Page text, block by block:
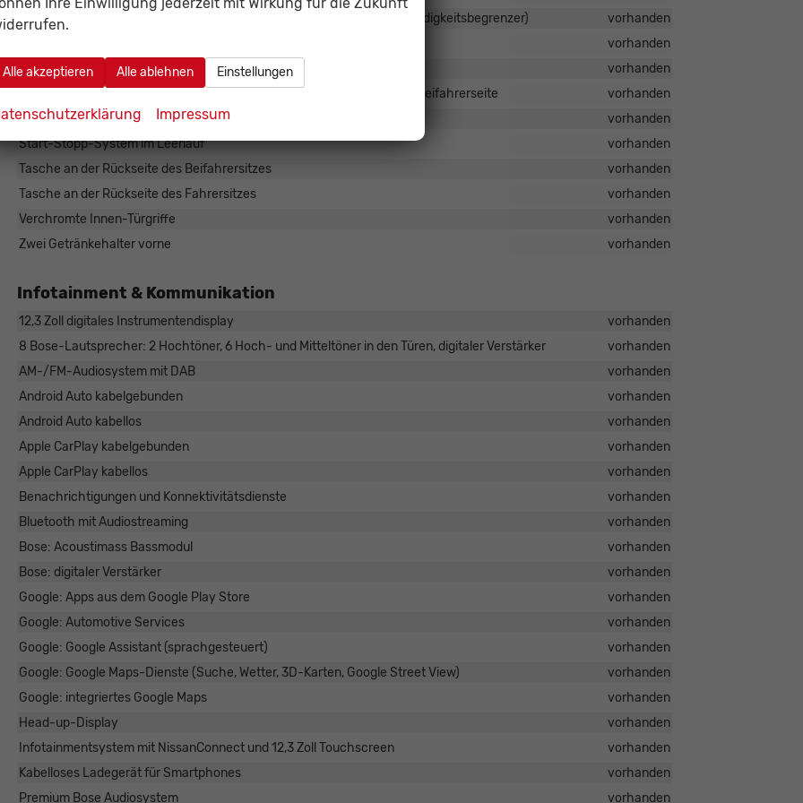
Multifunktionslenkrad (Audiosystem + Telefon + Tempomat + Geschwindigkeitsbegrenzer)
vorhanden
vorhanden
Sitzheizung vorne
vorhanden
Sonnenblende mit Make-up-Spiegel und Beleuchtung für Fahrer- und Beifahrerseite
vorhanden
Start-Stopp-Knopf für Motorstart
vorhanden
Start-Stopp-System im Leerlauf
vorhanden
Tasche an der Rückseite des Beifahrersitzes
vorhanden
Tasche an der Rückseite des Fahrersitzes
vorhanden
Verchromte Innen-Türgriffe
vorhanden
Zwei Getränkehalter vorne
vorhanden
Infotainment & Kommunikation
12,3 Zoll digitales Instrumentendisplay
vorhanden
8 Bose-Lautsprecher: 2 Hochtöner, 6 Hoch- und Mitteltöner in den Türen, digitaler Verstärker
vorhanden
AM-/FM-Audiosystem mit DAB
vorhanden
Android Auto kabelgebunden
vorhanden
Android Auto kabellos
vorhanden
Apple CarPlay kabelgebunden
vorhanden
Apple CarPlay kabellos
vorhanden
Benachrichtigungen und Konnektivitätsdienste
vorhanden
Bluetooth mit Audiostreaming
vorhanden
Bose: Acoustimass Bassmodul
vorhanden
Bose: digitaler Verstärker
vorhanden
Google: Apps aus dem Google Play Store
vorhanden
Google: Automotive Services
vorhanden
Google: Google Assistant (sprachgesteuert)
vorhanden
Google: Google Maps-Dienste (Suche, Wetter, 3D-Karten, Google Street View)
vorhanden
Google: integriertes Google Maps
vorhanden
Head-up-Display
vorhanden
Infotainmentsystem mit NissanConnect und 12,3 Zoll Touchscreen
vorhanden
Kabelloses Ladegerät für Smartphones
vorhanden
Premium Bose Audiosystem
vorhanden
Alle akzeptieren Alle ablehnen Einstellungen
Impressum